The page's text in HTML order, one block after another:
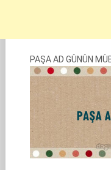
PAŞA AD GÜNÜN